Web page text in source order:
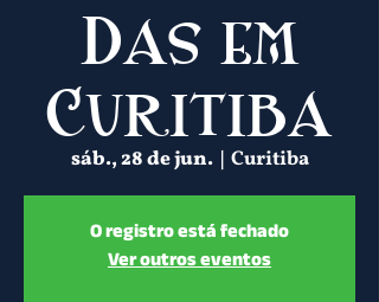
Das em
Curitiba
sáb., 28 de jun.
  |
Curitiba
O registro está fechado
Ver outros eventos